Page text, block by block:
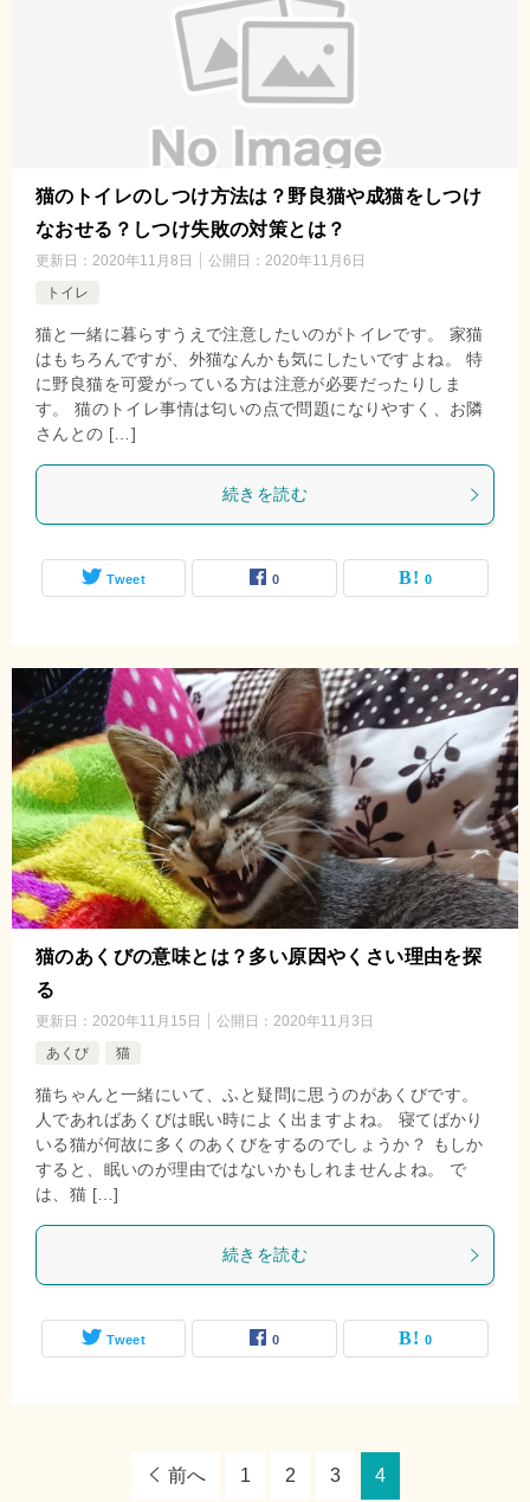
猫のトイレのしつけ方法は？野良猫や成猫をしつけ
なおせる？しつけ失敗の対策とは？
更新日： 2020年11月8日 公開日： 2020年11月6日
トイレ
猫と一緒に暮らすうえで注意したいのがトイレです。 家猫
はもちろんですが、外猫なんかも気にしたいですよね。 特
に野良猫を可愛がっている方は注意が必要だったりしま
す。 猫のトイレ事情は匂いの点で問題になりやすく、お隣
さんとの […]
続きを読む
Tweet 0 0
猫のあくびの意味とは？多い原因やくさい理由を探
る
更新日： 2020年11月15日 公開日： 2020年11月3日
あくび
猫
猫ちゃんと一緒にいて、ふと疑問に思うのがあくびです。
人であればあくびは眠い時によく出ますよね。 寝てばかり
いる猫が何故に多くのあくびをするのでしょうか？ もしか
すると、眠いのが理由ではないかもしれませんよね。 で
は、猫 […]
続きを読む
Tweet 0 0
前へ 1 2 3 4